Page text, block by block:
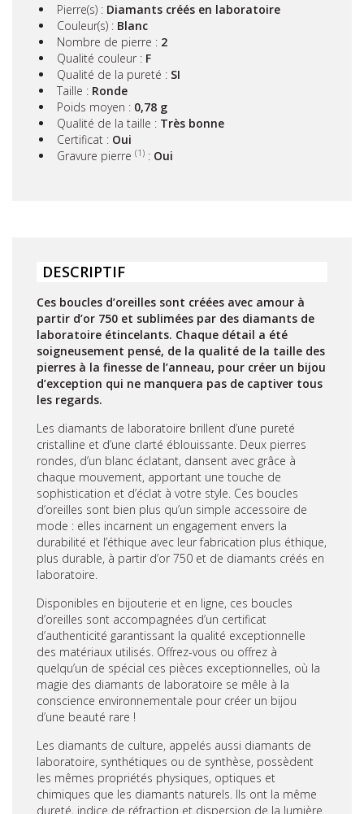
Pierre(s) : Diamants créés en laboratoire
Couleur(s) : Blanc
Nombre de pierre : 2
Qualité couleur : F
Qualité de la pureté : SI
Taille : Ronde
Poids moyen : 0,78 g
Qualité de la taille : Très bonne
Certificat : Oui
Gravure pierre (1) : Oui
DESCRIPTIF
Ces boucles d’oreilles sont créées avec amour à
partir d’or 750 et sublimées par des diamants de
laboratoire étincelants. Chaque détail a été
soigneusement pensé, de la qualité de la taille des
pierres à la finesse de l’anneau, pour créer un bijou
d’exception qui ne manquera pas de captiver tous
les regards.
Les diamants de laboratoire brillent d’une pureté
cristalline et d’une clarté éblouissante. Deux pierres
rondes, d’un blanc éclatant, dansent avec grâce à
chaque mouvement, apportant une touche de
sophistication et d’éclat à votre style. Ces boucles
d’oreilles sont bien plus qu’un simple accessoire de
mode : elles incarnent un engagement envers la
durabilité et l’éthique avec leur fabrication plus éthique,
plus durable, à partir d’or 750 et de diamants créés en
laboratoire.
Disponibles en bijouterie et en ligne, ces boucles
d’oreilles sont accompagnées d’un certificat
d’authenticité garantissant la qualité exceptionnelle
des matériaux utilisés. Offrez-vous ou offrez à
quelqu’un de spécial ces pièces exceptionnelles, où la
magie des diamants de laboratoire se mêle à la
conscience environnementale pour créer un bijou
d’une beauté rare !
Les diamants de culture, appelés aussi diamants de
laboratoire, synthétiques ou de synthèse, possèdent
les mêmes propriétés physiques, optiques et
chimiques que les diamants naturels. Ils ont la même
dureté, indice de réfraction et dispersion de la lumière.